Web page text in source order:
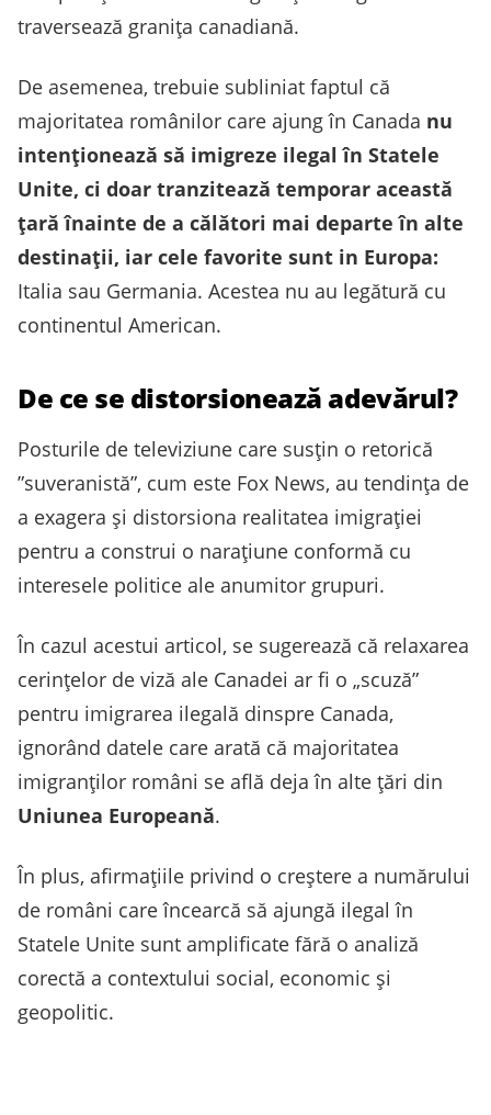
traversează granița canadiană.
De asemenea, trebuie subliniat faptul că
majoritatea românilor care ajung în Canada nu
intenționează să imigreze ilegal în Statele
Unite, ci doar tranzitează temporar această
țară înainte de a călători mai departe în alte
destinații, iar cele favorite sunt in Europa:
Italia sau Germania. Acestea nu au legătură cu
continentul American.
De ce se distorsionează adevărul?
Posturile de televiziune care susțin o retorică
”suveranistă”, cum este Fox News, au tendința de
a exagera și distorsiona realitatea imigrației
pentru a construi o narațiune conformă cu
interesele politice ale anumitor grupuri.
În cazul acestui articol, se sugerează că relaxarea
cerințelor de viză ale Canadei ar fi o „scuză”
pentru imigrarea ilegală dinspre Canada,
ignorând datele care arată că majoritatea
imigranților români se află deja în alte țări din
Uniunea Europeană.
În plus, afirmațiile privind o creștere a numărului
de români care încearcă să ajungă ilegal în
Statele Unite sunt amplificate fără o analiză
corectă a contextului social, economic și
geopolitic.